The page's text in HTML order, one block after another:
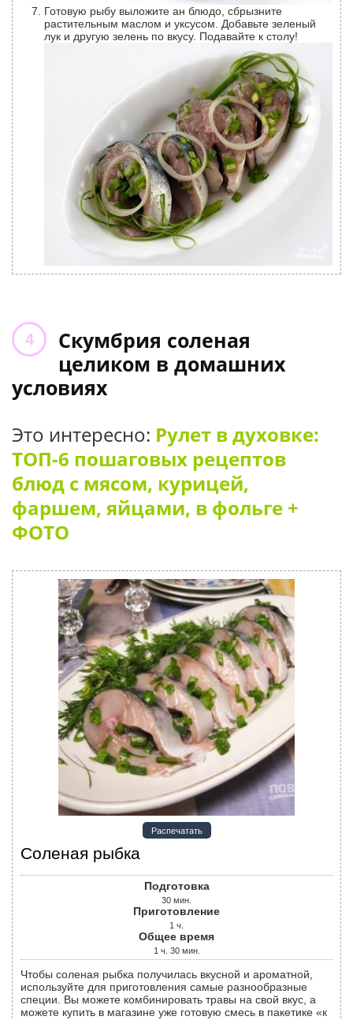
Готовую рыбу выложите ан блюдо, сбрызните
растительным маслом и уксусом. Добавьте зеленый
лук и другую зелень по вкусу. Подавайте к столу!
Скумбрия соленая
целиком в домашних
условиях
Это интересно: Рулет в духовке:
ТОП-6 пошаговых рецептов
блюд с мясом, курицей,
фаршем, яйцами, в фольге +
ФОТО
Распечатать
Соленая рыбка
Подготовка
30 мин.
Приготовление
1 ч.
Общее время
1 ч. 30 мин.
Чтобы соленая рыбка получилась вкусной и ароматной,
используйте для приготовления самые разнообразные
специи. Вы можете комбинировать травы на свой вкус, а
можете купить в магазине уже готовую смесь в пакетике «к